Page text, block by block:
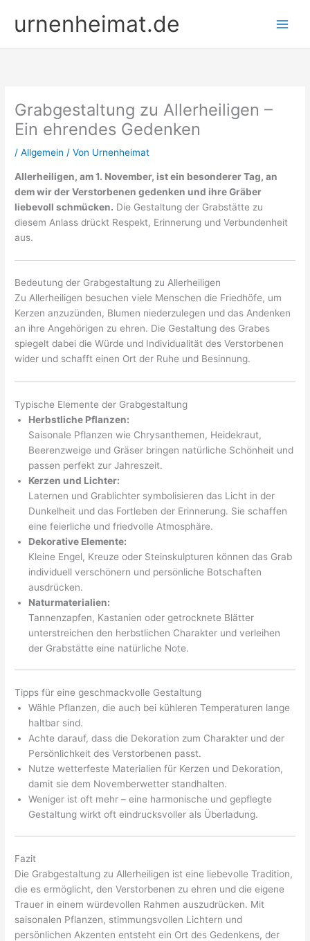
Inhalturnenheimat.de
Grabgestaltung zu Allerheiligen –
Ein ehrendes Gedenken
/Allgemein / Von Urnenheimat
Allerheiligen, am 1. November, ist ein besonderer Tag, an
dem wir der Verstorbenen gedenken und ihre Gräber
liebevoll schmücken. Die Gestaltung der Grabstätte zu
diesem Anlass drückt Respekt, Erinnerung und Verbundenheit
aus.
Bedeutung der Grabgestaltung zu Allerheiligen
Zu Allerheiligen besuchen viele Menschen die Friedhöfe, um
Kerzen anzuzünden, Blumen niederzulegen und das Andenken
an ihre Angehörigen zu ehren. Die Gestaltung des Grabes
spiegelt dabei die Würde und Individualität des Verstorbenen
wider und schafft einen Ort der Ruhe und Besinnung.
Typische Elemente der Grabgestaltung
Herbstliche Pflanzen:
Saisonale Pflanzen wie Chrysanthemen, Heidekraut,
Beerenzweige und Gräser bringen natürliche Schönheit und
passen perfekt zur Jahreszeit.
Kerzen und Lichter:
Laternen und Grablichter symbolisieren das Licht in der
Dunkelheit und das Fortleben der Erinnerung. Sie schaffen
eine feierliche und friedvolle Atmosphäre.
Dekorative Elemente:
Kleine Engel, Kreuze oder Steinskulpturen können das Grab
individuell verschönern und persönliche Botschaften
ausdrücken.
Naturmaterialien:
Tannenzapfen, Kastanien oder getrocknete Blätter
unterstreichen den herbstlichen Charakter und verleihen
der Grabstätte eine natürliche Note.
Tipps für eine geschmackvolle Gestaltung
Wähle Pflanzen, die auch bei kühleren Temperaturen lange
haltbar sind.
Achte darauf, dass die Dekoration zum Charakter und der
Persönlichkeit des Verstorbenen passt.
Nutze wetterfeste Materialien für Kerzen und Dekoration,
damit sie dem Novemberwetter standhalten.
Weniger ist oft mehr – eine harmonische und gepflegte
Gestaltung wirkt oft eindrucksvoller als Überladung.
Fazit
Die Grabgestaltung zu Allerheiligen ist eine liebevolle Tradition,
die es ermöglicht, den Verstorbenen zu ehren und die eigene
Trauer in einem würdevollen Rahmen auszudrücken. Mit
saisonalen Pflanzen, stimmungsvollen Lichtern und
persönlichen Akzenten entsteht ein Ort des Gedenkens, der